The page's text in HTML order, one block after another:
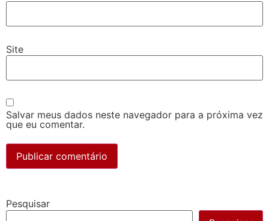
Site
Salvar meus dados neste navegador para a próxima vez
que eu comentar.
Pesquisar